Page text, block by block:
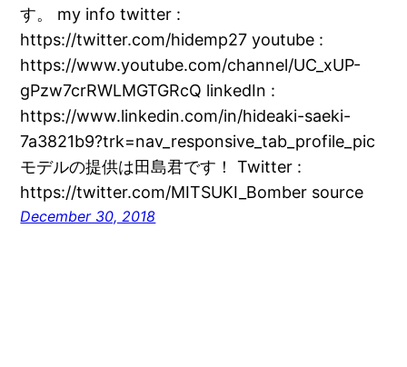
す。 my info twitter :
https://twitter.com/hidemp27 youtube :
https://www.youtube.com/channel/UC_xUP-
gPzw7crRWLMGTGRcQ linkedIn :
https://www.linkedin.com/in/hideaki-saeki-
7a3821b9?trk=nav_responsive_tab_profile_pic
モデルの提供は田島君です！ Twitter :
https://twitter.com/MITSUKI_Bomber source
December 30, 2018